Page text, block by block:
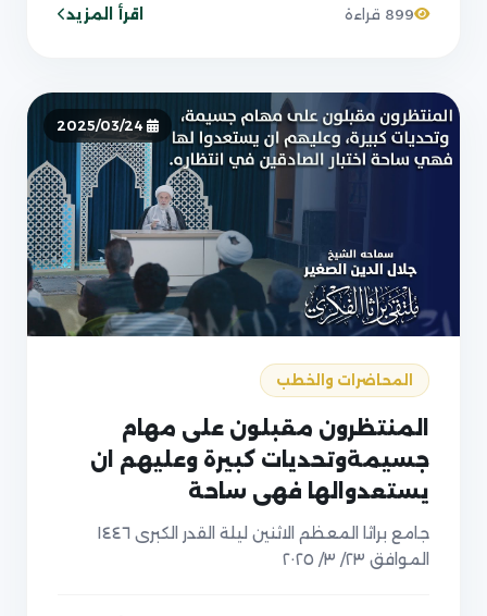
899 قراءة اقرأ المزيد
المحاضرات والخطب
المنتظرون مقبلون على مهام
جسيمةوتحديات كبيرة وعليهم ان
يستعدوالها فهي ساحة
اختبارالصادقين في انتظاره
جامع براثا المعظم الاثنين ليلة القدر الكبرى ١٤٤٦
الموافق ٢٣/ ٣/ ٢٠٢٥